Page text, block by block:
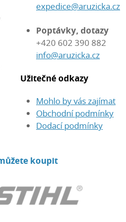
expedice@aruzicka.cz
Poptávky, dotazy
+420 602 390 882
info@aruzicka.cz
Užitečné odkazy
Mohlo by vás zajímat
Obchodní podmínky
Dodací podmínky
koupit